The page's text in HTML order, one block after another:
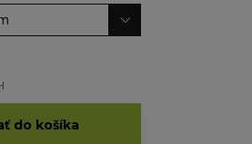
do košíka